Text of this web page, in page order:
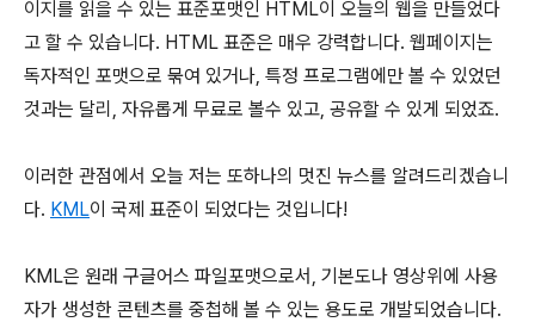
이지를 읽을 수 있는 표준포맷인 HTML이 오늘의 웹을 만들었다
고 할 수 있습니다. HTML 표준은 매우 강력합니다. 웹페이지는
독자적인 포맷으로 묶여 있거나, 특정 프로그램에만 볼 수 있었던
것과는 달리, 자유롭게 무료로 볼수 있고, 공유할 수 있게 되었죠.
이러한 관점에서 오늘 저는 또하나의 멋진 뉴스를 알려드리겠습니
다. KML이 국제 표준이 되었다는 것입니다!
KML은 원래 구글어스 파일포맷으로서, 기본도나 영상위에 사용
자가 생성한 콘텐츠를 중첩해 볼 수 있는 용도로 개발되었습니다.